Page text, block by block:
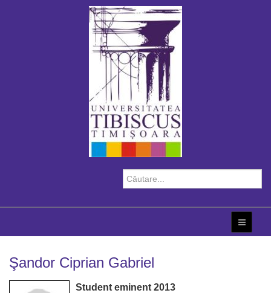
Şandor Ciprian Gabriel
Student eminent 2013